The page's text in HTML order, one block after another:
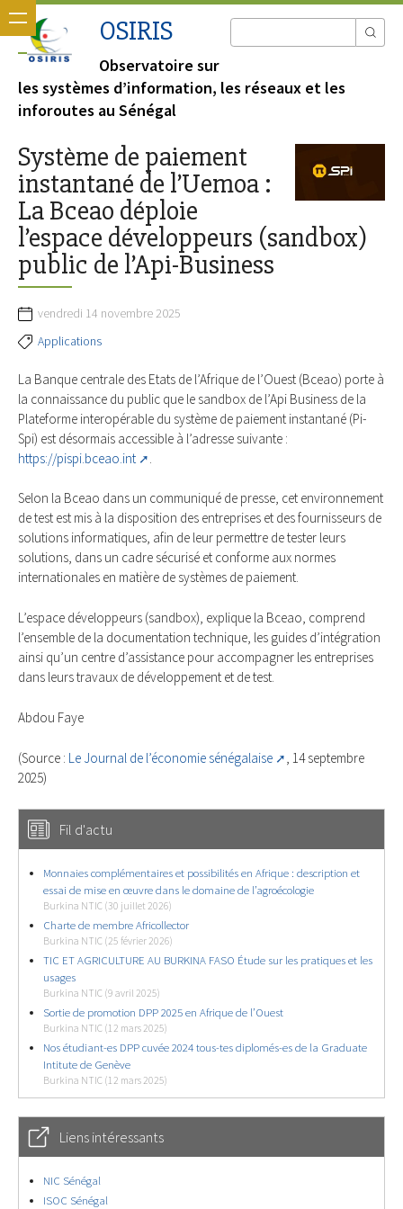
OSIRIS
Observatoire sur
les systèmes d’information, les réseaux et les
inforoutes au Sénégal
Système de paiement
instantané de l’Uemoa :
La Bceao déploie
l’espace développeurs (sandbox)
public de l’Api-Business
vendredi 14 novembre 2025
Applications
La Banque centrale des Etats de l’Afrique de l’Ouest (Bceao) porte à
la connaissance du public que le sandbox de l’Api Business de la
Plateforme interopérable du système de paiement instantané (Pi-
Spi) est désormais accessible à l’adresse suivante :
https://pispi.bceao.int
Selon la Bceao dans un communiqué de presse, cet environnement
de test est mis à la disposition des entreprises et des fournisseurs de
solutions informatiques, afin de leur permettre de tester leurs
solutions, dans un cadre sécurisé et conforme aux normes
internationales en matière de systèmes de paiement.
L’espace développeurs (sandbox), explique la Bceao, comprend
l’ensemble de la documentation technique, les guides d’intégration
ainsi qu’un centre d’assistance pour accompagner les entreprises
dans leurs travaux de développement et de test.
Abdou Faye
(Source : Le Journal de l’économie sénégalaise
, 14 septembre
2025)
Fil d'actu
Monnaies complémentaires et possibilités en Afrique : description et
essai de mise en œuvre dans le domaine de l’agroécologie
Burkina NTIC (30 juillet 2026)
Charte de membre Africollector
Burkina NTIC (25 février 2026)
TIC ET AGRICULTURE AU BURKINA FASO Étude sur les pratiques et les
usages
Burkina NTIC (9 avril 2025)
Sortie de promotion DPP 2025 en Afrique de l’Ouest
Burkina NTIC (12 mars 2025)
Nos étudiant-es DPP cuvée 2024 tous-tes diplomés-es de la Graduate
Intitute de Genève
Burkina NTIC (12 mars 2025)
Liens intéressants
NIC Sénégal
ISOC Sénégal